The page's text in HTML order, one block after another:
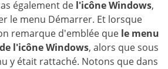
également de l'icône Windows,
le menu Démarrer. Et lorsque
remarque d'emblée que le menu
l'icône Windows, alors que sous
y était rattaché. Notons que dans